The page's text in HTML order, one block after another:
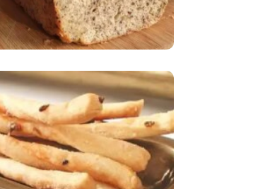
Comer Bem:
Palitinhos De Cebola
E Salsa